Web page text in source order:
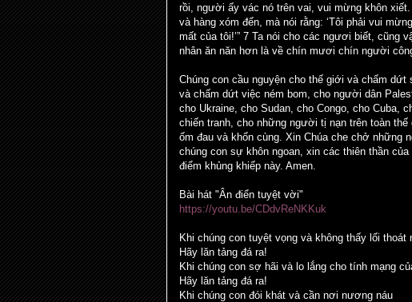
rồi, người ấy vác nó trên vai, vui mừng khôn
và hàng xóm đến, mà nói rằng: ‘Tôi phải vui
mất của tôi!’” 7 Ta nói cho các ngươi biết, cũng
nhân ăn năn hơn là về chín mươi chín người
Chúng con cầu nguyện cho thế giới và chấm
và chấm dứt việc ném bom, cho người dân
cho Ukraine, cho Sudan, cho Congo, cho Cuba,
chiến tranh, cho những người tị nạn trên toàn
ốm đau và khốn cùng. Xin Chúa che chở những
chúng con sự khôn ngoan, xin các thiên thần
điểm khủng khiếp này. Amen.
Bài hát "Ân điển tuyệt vời"
https://youtu.be/CDdvReNKKuk
Khi chúng con tuyệt vọng và không thấy lối thoát
Hãy lăn tảng đá ra!
Khi chúng con sợ hãi và lo lắng cho tính mạng
Hãy lăn tảng đá ra!
Khi chúng con đói khát và cần nơi nương náu